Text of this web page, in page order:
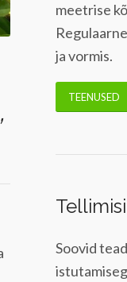
meetrise
ja vormis.
TEENUSED
Soovid